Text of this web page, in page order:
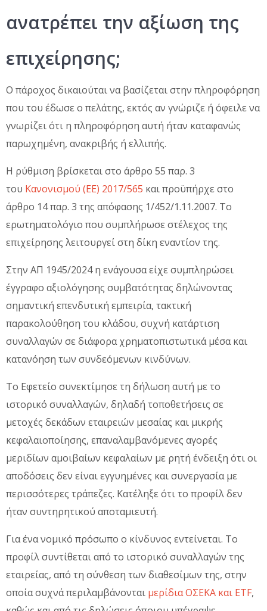
ανατρέπει την αξίωση της
επιχείρησης;
Ο πάροχος δικαιούται να βασίζεται στην πληροφόρηση
που του έδωσε ο πελάτης, εκτός αν γνώριζε ή όφειλε να
γνωρίζει ότι η πληροφόρηση αυτή ήταν καταφανώς
παρωχημένη, ανακριβής ή ελλιπής.
Η ρύθμιση βρίσκεται στο άρθρο 55 παρ. 3
του Κανονισμού (ΕΕ) 2017/565 και προϋπήρχε στο
άρθρο 14 παρ. 3 της απόφασης 1/452/1.11.2007. Το
ερωτηματολόγιο που συμπλήρωσε στέλεχος της
επιχείρησης λειτουργεί στη δίκη εναντίον της.
Στην ΑΠ 1945/2024 η ενάγουσα είχε συμπληρώσει
έγγραφο αξιολόγησης συμβατότητας δηλώνοντας
σημαντική επενδυτική εμπειρία, τακτική
παρακολούθηση του κλάδου, συχνή κατάρτιση
συναλλαγών σε διάφορα χρηματοπιστωτικά μέσα και
κατανόηση των συνδεόμενων κινδύνων.
Το Εφετείο συνεκτίμησε τη δήλωση αυτή με το
ιστορικό συναλλαγών, δηλαδή τοποθετήσεις σε
μετοχές δεκάδων εταιρειών μεσαίας και μικρής
κεφαλαιοποίησης, επαναλαμβανόμενες αγορές
μεριδίων αμοιβαίων κεφαλαίων με ρητή ένδειξη ότι οι
αποδόσεις δεν είναι εγγυημένες και συνεργασία με
περισσότερες τράπεζες. Κατέληξε ότι το προφίλ δεν
ήταν συντηρητικού αποταμιευτή.
Για ένα νομικό πρόσωπο ο κίνδυνος εντείνεται. Το
προφίλ συντίθεται από το ιστορικό συναλλαγών της
εταιρείας, από τη σύνθεση των διαθεσίμων της, στην
οποία συχνά περιλαμβάνονται μερίδια ΟΣΕΚΑ και ETF,